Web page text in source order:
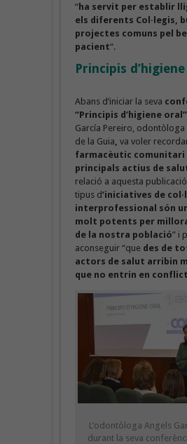
“ha servit per establir
els diferents Col·legis,
projectes comuns pel
pacient“.
Principis d’higiene
Abans d’iniciar la seva
“Principis d’higiene
García Pereiro, odontòloga
de la Guia, va voler
farmacèutic comunitari
principals actius de
relació a aquesta
tipus d‘iniciatives de
interprofessional són
molt potents per
de la nostra població” i
aconseguir “que des de
actors de salut arribin
que no entrin en
L’odontòloga Angels
durant la seva